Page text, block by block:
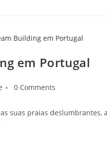
em Portugal
0 Comments
suas praias deslumbrantes,